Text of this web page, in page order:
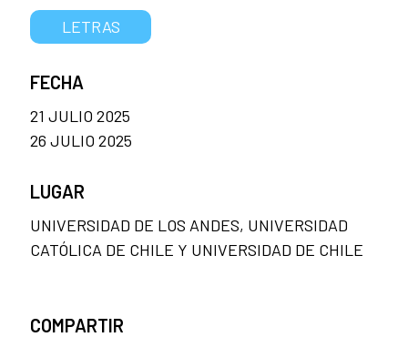
LETRAS
FECHA
21 JULIO 2025
26 JULIO 2025
LUGAR
UNIVERSIDAD DE LOS ANDES, UNIVERSIDAD
CATÓLICA DE CHILE Y UNIVERSIDAD DE CHILE
COMPARTIR